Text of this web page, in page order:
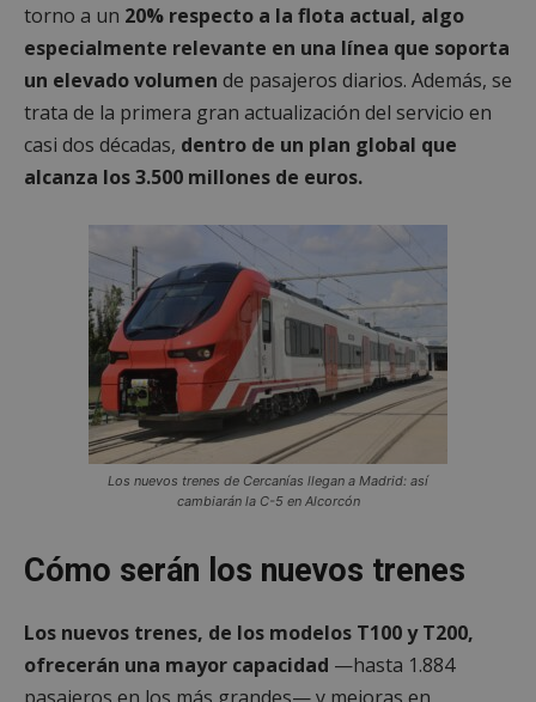
torno a un 20% respecto a la flota actual, algo
especialmente relevante en una línea que soporta
un elevado volumen de pasajeros diarios. Además, se
trata de la primera gran actualización del servicio en
casi dos décadas, dentro de un plan global que
alcanza los 3.500 millones de euros.
Los nuevos trenes de Cercanías llegan a Madrid: así
cambiarán la C-5 en Alcorcón
Cómo serán los nuevos trenes
Los nuevos trenes, de los modelos T100 y T200,
ofrecerán una mayor capacidad —hasta 1.884